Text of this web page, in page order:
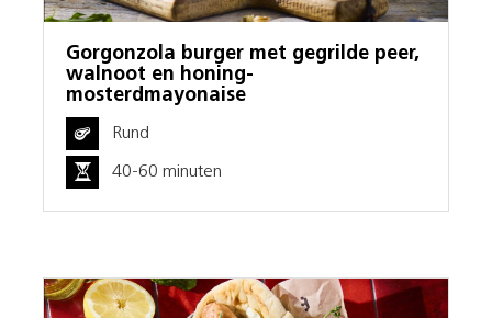
Gorgonzola burger met gegrilde peer,
walnoot en honing-
mosterdmayonaise
Rund
40-60 minuten